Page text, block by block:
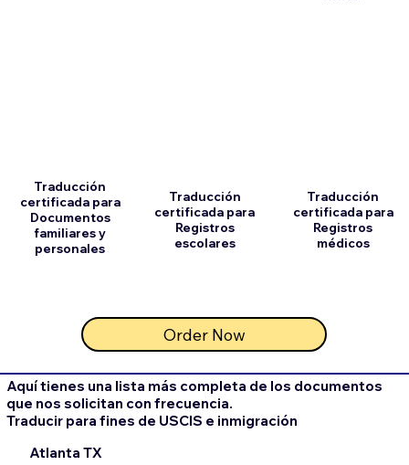
Traducción
certificada para
Documentos
familiares y
personales
Traducción
certificada para
Registros
escolares
Order Now
Traducción
certificada para
Registros
médicos
Aquí tienes una lista más completa de los documentos
que nos solicitan con frecuencia.
Traducir para fines de USCIS e inmigración
Atlanta TX